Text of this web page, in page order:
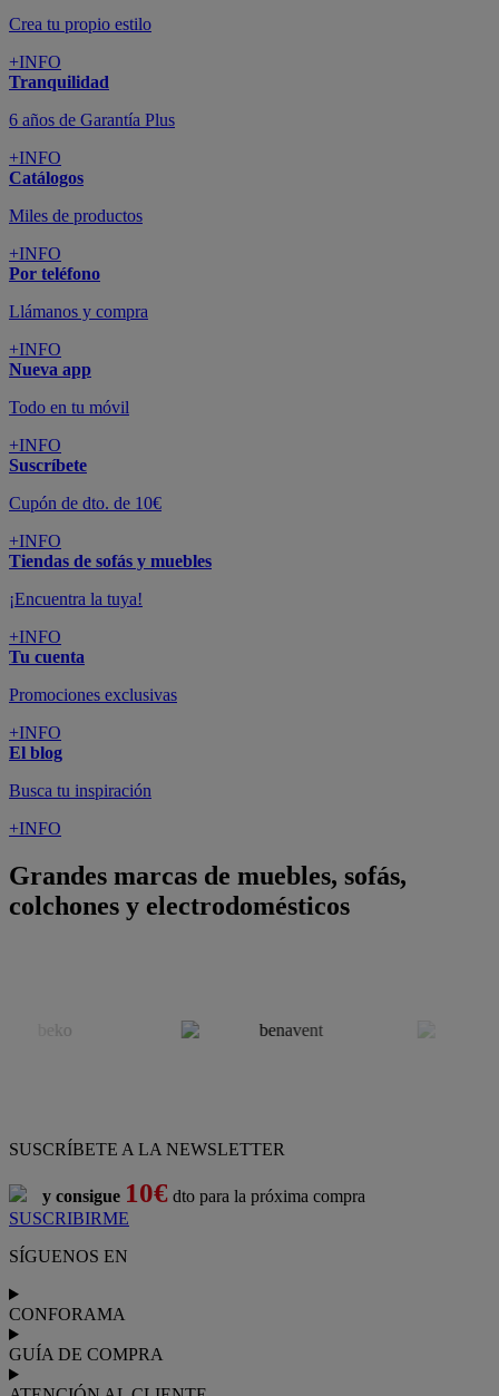
Crea tu propio estilo
+INFO
Tranquilidad
6 años de Garantía Plus
+INFO
Catálogos
Miles de productos
+INFO
Por teléfono
Llámanos y compra
+INFO
Nueva app
Todo en tu móvil
+INFO
Suscríbete
Cupón de dto. de 10€
+INFO
Tiendas de sofás y muebles
¡Encuentra la tuya!
+INFO
Tu cuenta
Promociones exclusivas
+INFO
El blog
Busca tu inspiración
+INFO
Grandes marcas de muebles, sofás,
colchones y electrodomésticos
SUSCRÍBETE A LA NEWSLETTER
y consigue 10€ dto para la próxima compra
SUSCRIBIRME
SÍGUENOS EN
CONFORAMA
GUÍA DE COMPRA